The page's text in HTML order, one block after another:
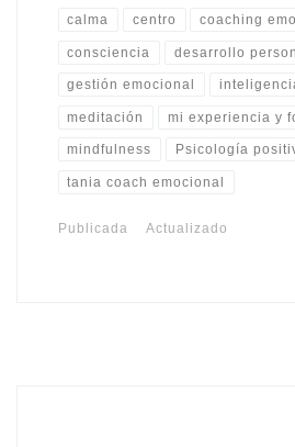
calma centro coaching
consciencia desarrollo
gestión emocional
meditación mi experiencia y
mindfulness Psicología
tania coach emocional
Publicada Actualizado